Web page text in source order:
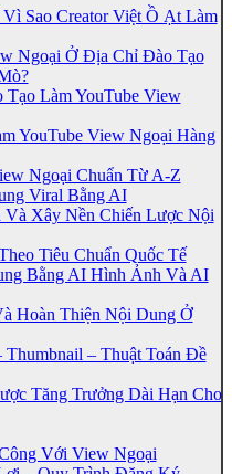
Sao Creator Việt Ồ Ạt Làm
Ngoại Ở Địa Chỉ Đào Tạo
Làm YouTube View
YouTube View Ngoại Hàng
Ngoại Chuẩn Từ A-Z
Viral Bằng AI
Xây Nền Chiến Lược Nội
Tiêu Chuẩn Quốc Tế
Bằng AI Hình Ảnh Và AI
Hoàn Thiện Nội Dung Ở
– Thuật Toán Đề
Tăng Trưởng Dài Hạn Cho
Với View Ngoại